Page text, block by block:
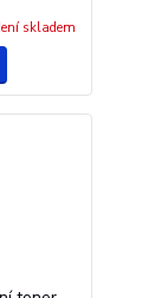
skladem